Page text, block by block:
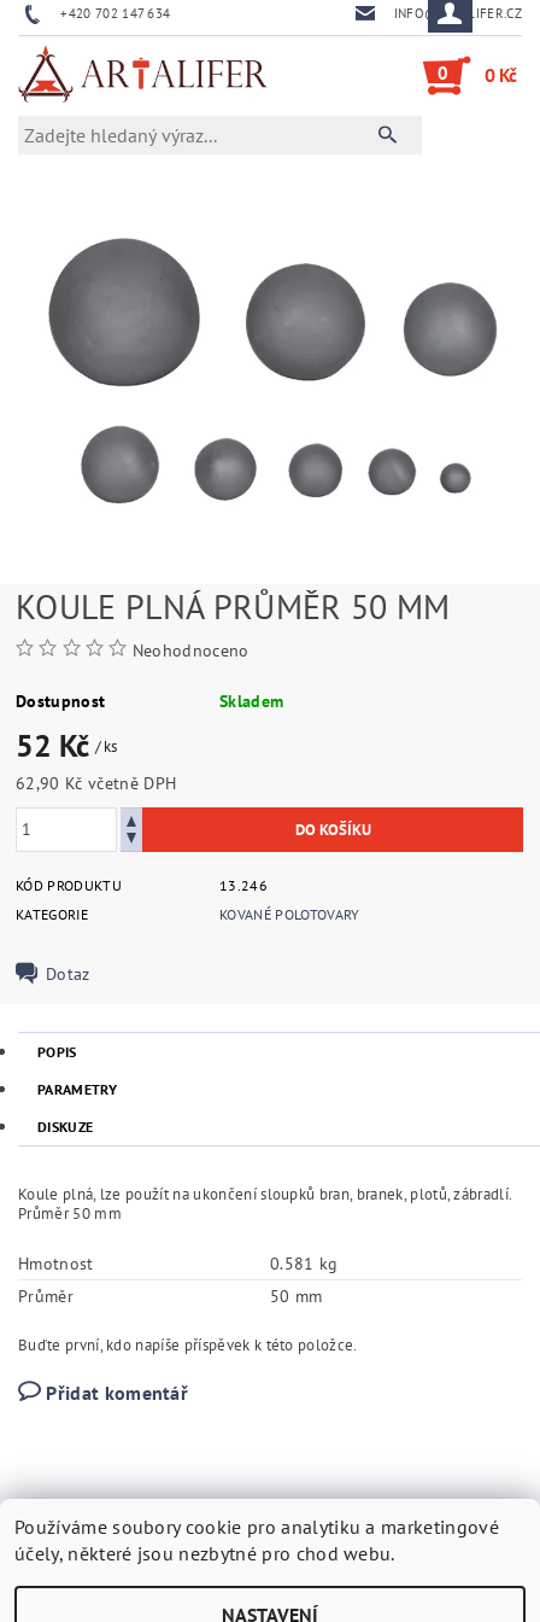
+420 702 147 634 INFO@ARTALIFER.CZ
0 0 Kč
KOULE PLNÁ PRŮMĚR 50 MM
Neohodnoceno
Dostupnost Skladem
52 Kč/ ks
62,90 Kč včetně DPH
KÓD PRODUKTU
13.246
KATEGORIE
KOVANÉ POLOTOVARY
Dotaz
POPIS
PARAMETRY
DISKUZE
Koule plná, lze použít na ukončení sloupků bran, branek, plotů, zábradlí.
Průměr 50 mm
Hmotnost
0.581 kg
Průměr
50 mm
Buďte první, kdo napíše příspěvek k této položce.
Přidat komentář
Kovárna Vytopil | Tvorbawebstranek.cz
Používáme soubory cookie pro analytiku a marketingové
účely, některé jsou nezbytné pro chod webu.
NASTAVENÍ